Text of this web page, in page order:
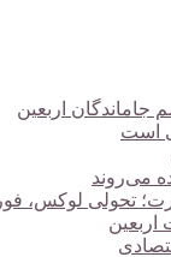
است
می‌روند
تحولی لوکس،